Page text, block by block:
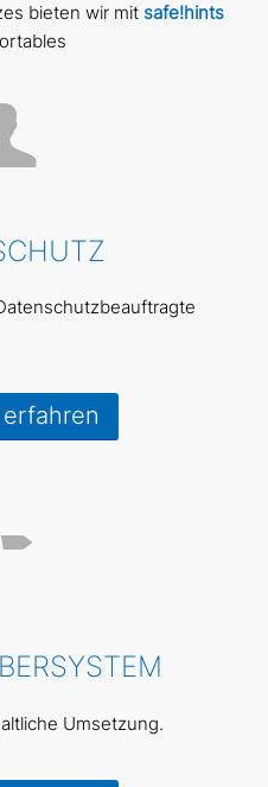
bieten wir mitsafe!hints
Umsetzung.